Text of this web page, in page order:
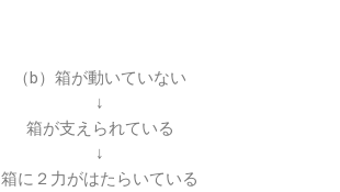
（b）箱が動いていない
↓
箱が支えられている
↓
箱に２力がはたらいている